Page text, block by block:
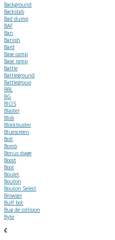
Background
Backstab
Bad dump
BAF
Ban
Banish
Bard
Base camp
Base ramp
Battle
Battleground
Battlegroup
BBL
BG
BIOS
Blaster
Blob
Blockbuster
Bluescreen
Bolt
Bomb
Bonus stage
Boost
Boot
Boulet
Bouton
Bouton Select
Browser
Buff bot
Bug de collision
Byte
C